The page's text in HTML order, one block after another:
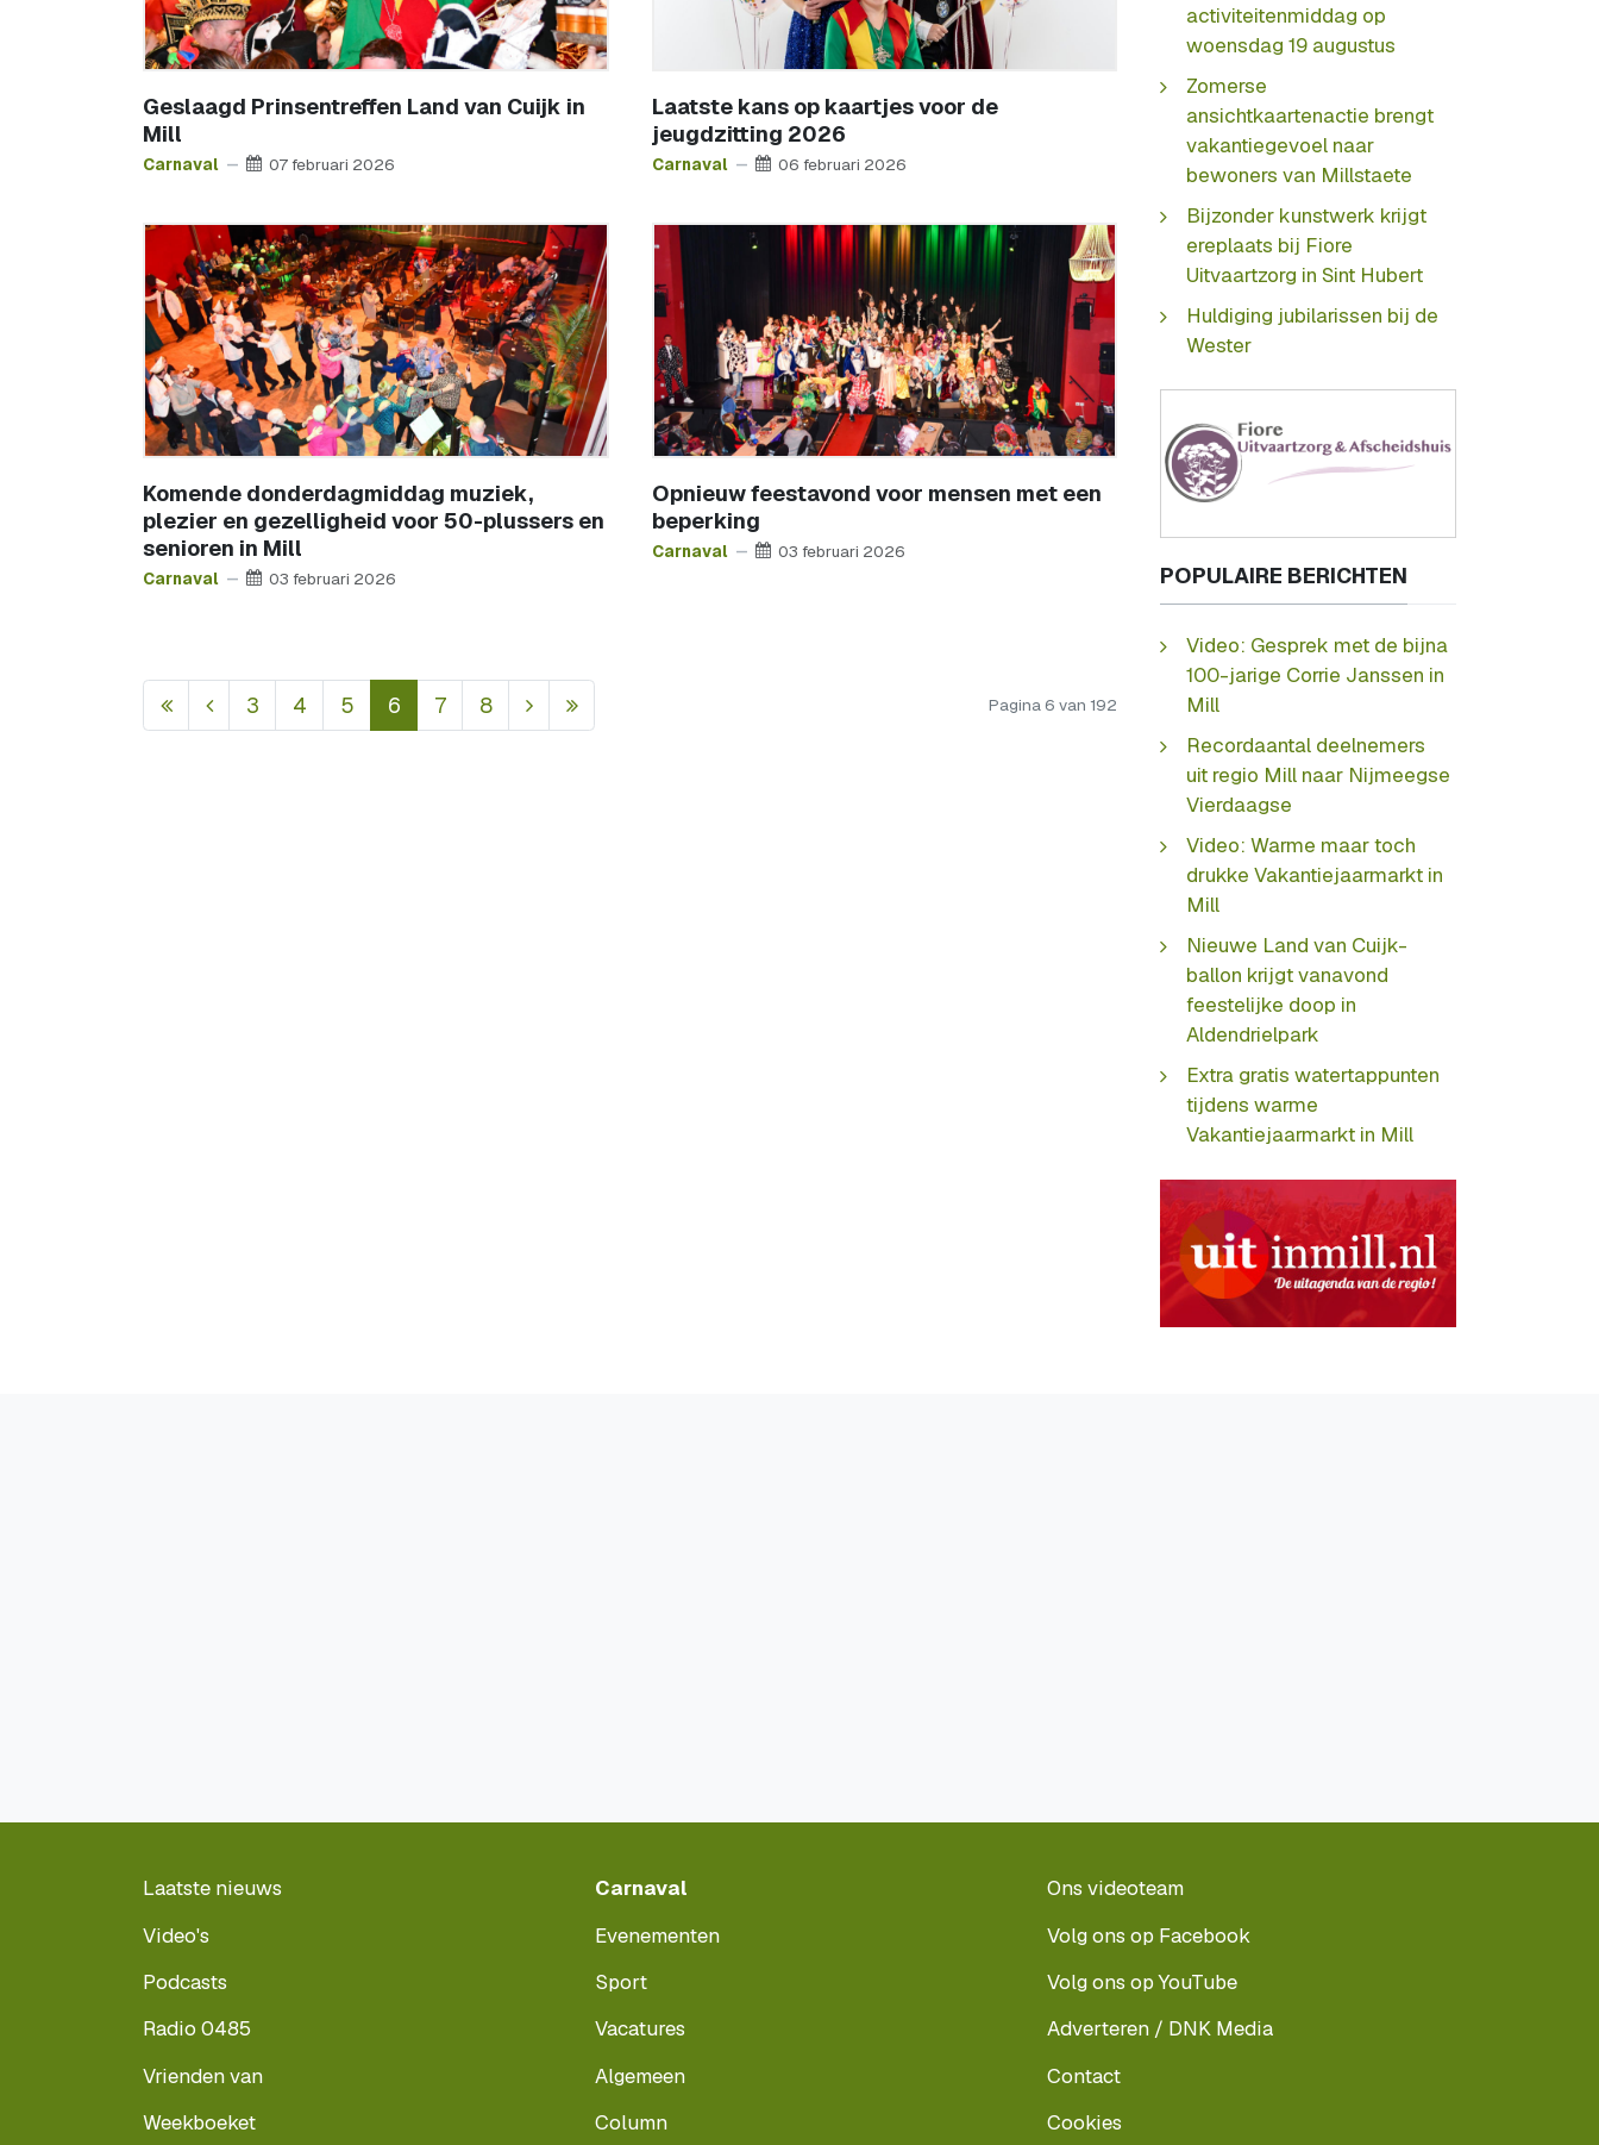
Geslaagd Prinsentreffen Land van Cuijk in
Mill
Carnaval 07 februari 2026
Laatste kans op kaartjes voor de
jeugdzitting 2026
Carnaval 06 februari 2026
Komende donderdagmiddag muziek,
plezier en gezelligheid voor 50-plussers en
senioren in Mill
Carnaval 03 februari 2026
Opnieuw feestavond voor mensen met een
beperking
Carnaval 03 februari 2026
3 4 5 6 7 8 Pagina 6 van 192
activiteitenmiddag op
woensdag 19 augustus
Zomerse
ansichtkaartenactie brengt
vakantiegevoel naar
bewoners van Millstaete
Bijzonder kunstwerk krijgt
ereplaats bij Fiore
Uitvaartzorg in Sint Hubert
Huldiging jubilarissen bij de
Wester
POPULAIRE BERICHTEN
Video: Gesprek met de bijna
100-jarige Corrie Janssen in
Mill
Recordaantal deelnemers
uit regio Mill naar Nijmeegse
Vierdaagse
Video: Warme maar toch
drukke Vakantiejaarmarkt in
Mill
Nieuwe Land van Cuijk-
ballon krijgt vanavond
feestelijke doop in
Aldendrielpark
Extra gratis watertappunten
tijdens warme
Vakantiejaarmarkt in Mill
Laatste nieuws
Video's
Podcasts
Radio 0485
Vrienden van
Weekboeket
Carnaval
Evenementen
Sport
Vacatures
Algemeen
Column
Ons videoteam
Volg ons op Facebook
Volg ons op YouTube
Adverteren / DNK Media
Contact
Cookies